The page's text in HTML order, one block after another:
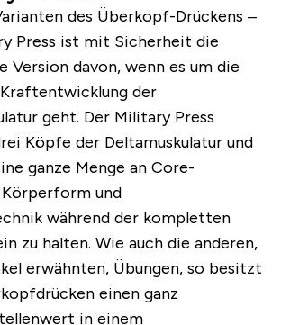
des Überkopf-Drückens –
Press ist mit Sicherheit die
Version davon, wenn es um die
der
geht. Der Military Press
Köpfe der Deltamuskulatur und
ganze Menge an Core-
und
während der kompletten
zu halten. Wie auch die anderen,
erwähnten, Übungen, so besitzt
einen ganz
in einem